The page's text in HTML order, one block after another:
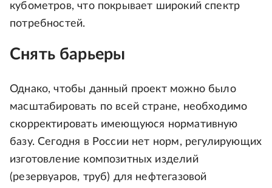
кубометров, что покрывает широкий спектр
потребностей.
Снять барьеры
Однако, чтобы данный проект можно было
масштабировать по всей стране, необходимо
скорректировать имеющуюся нормативную
базу. Сегодня в России нет норм, регулирующих
изготовление композитных изделий
(резервуаров, труб) для нефтегазовой